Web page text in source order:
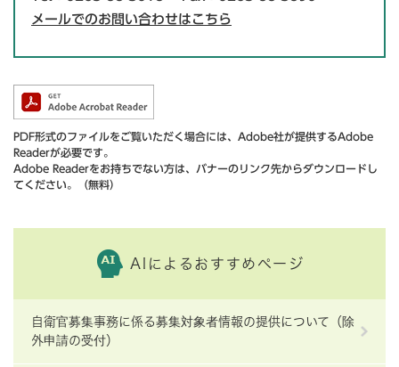
メールでのお問い合わせはこちら
PDF形式のファイルをご覧いただく場合には、Adobe社が提供するAdobe
Readerが必要です。
Adobe Readerをお持ちでない方は、バナーのリンク先からダウンロードし
てください。（無料）
AIによるおすすめページ
自衛官募集事務に係る募集対象者情報の提供について（除
外申請の受付）